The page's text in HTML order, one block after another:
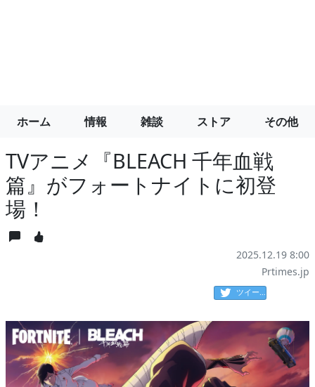
ホーム 情報 雑談 ストア その他
TVアニメ『BLEACH 千年血戦
篇』がフォートナイトに初登
場！
2025.12.19 8:00
Prtimes.jp
ツイート